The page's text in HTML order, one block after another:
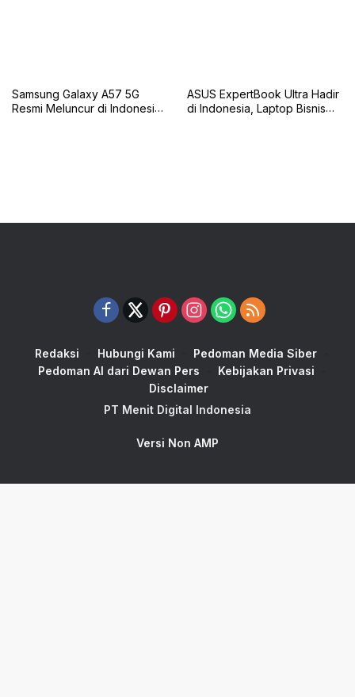
Samsung Galaxy A57 5G
Resmi Meluncur di Indonesia,
ASUS ExpertBook Ultra Hadir
di Indonesia, Laptop Bisnis
Redaksi Hubungi Kami
Pedoman Media Siber
Pedoman AI dari Dewan Pers
Kebijakan Privasi
Disclaimer
PT Menit Digital Indonesia
Versi Non AMP